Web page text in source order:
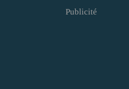
Publicité